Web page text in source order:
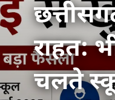
राहत:
चलते